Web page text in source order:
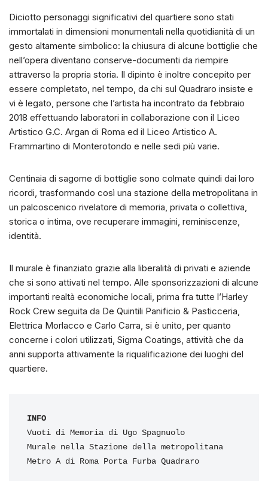
Diciotto personaggi significativi del quartiere sono stati
immortalati in dimensioni monumentali nella quotidianità di un
gesto altamente simbolico: la chiusura di alcune bottiglie che
nell’opera diventano conserve-documenti da riempire
attraverso la propria storia. Il dipinto è inoltre concepito per
essere completato, nel tempo, da chi sul Quadraro insiste e
vi è legato, persone che l’artista ha incontrato da febbraio
2018 effettuando laboratori in collaborazione con il Liceo
Artistico G.C. Argan di Roma ed il Liceo Artistico A.
Frammartino di Monterotondo e nelle sedi più varie.
Centinaia di sagome di bottiglie sono colmate quindi dai loro
ricordi, trasformando così una stazione della metropolitana in
un palcoscenico rivelatore di memoria, privata o collettiva,
storica o intima, ove recuperare immagini, reminiscenze,
identità.
Il murale è finanziato grazie alla liberalità di privati e aziende
che si sono attivati nel tempo. Alle sponsorizzazioni di alcune
importanti realtà economiche locali, prima fra tutte l’Harley
Rock Crew seguita da De Quintili Panificio & Pasticceria,
Elettrica Morlacco e Carlo Carra, si è unito, per quanto
concerne i colori utilizzati, Sigma Coatings, attività che da
anni supporta attivamente la riqualificazione dei luoghi del
quartiere.
INFO
Vuoti di Memoria di Ugo Spagnuolo
Murale nella Stazione della metropolitana
Metro A di Roma Porta Furba Quadraro